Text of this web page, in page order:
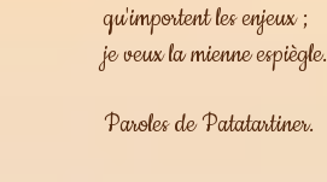
qu'importent les enjeux ;
je veux la mienne espiègle.
Paroles de Patatartiner.